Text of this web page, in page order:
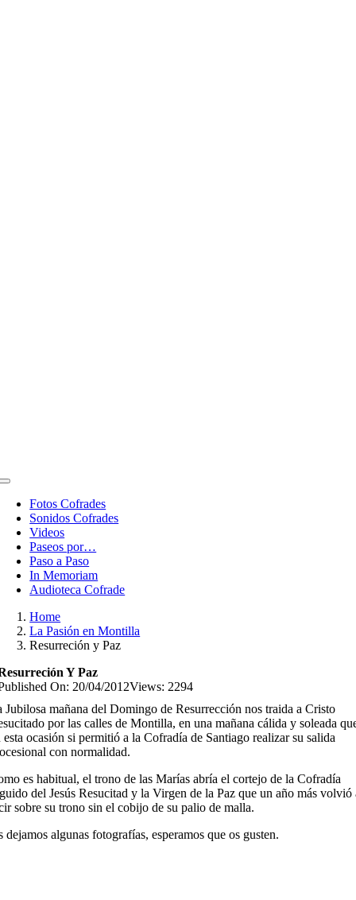
Toggle
NavigationFotos Cofrades
Sonidos Cofrades
Videos
Paseos por…
Paso a Paso
In Memoriam
Audioteca Cofrade
Home
La Pasión en Montilla
Resurreción y Paz
Y Paz
On: 20/04/2012Views: 2294
Jubilosa mañana del Domingo de Resurrección nos traida a Cristo
por las calles de Montilla, en una mañana cálida y soleada
esta ocasión si permitió a la Cofradía de Santiago realizar su salida
con normalidad.
es habitual, el trono de las Marías abría el cortejo de la Cofradía
del Jesús Resucitad y la Virgen de la Paz que un año más volvió
sobre su trono sin el cobijo de su palio de malla.
dejamos algunas fotografías, esperamos que os gusten.